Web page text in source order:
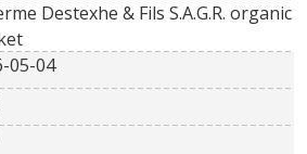
Destexhe & Fils S.A.G.R. organic
05-04